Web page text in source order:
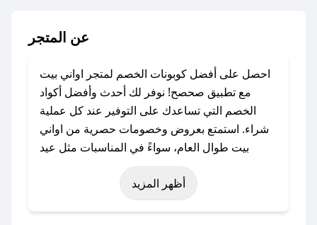
عن المتجر
احصل على أفضل كوبونات الخصم لمتجر اواني بيت
مع تطبيق صحصح! نوفر لك أحدث وأفضل أكواد
الخصم التي تساعدك على التوفير عند كل عملية
شراء. استمتع بعروض وخصومات حصرية من اواني
بيت طوال العام، سواءً في المناسبات مثل عيد
الفطر، عيد الأضحى، الجمعة البيضاء (شهر نوفمبر)،
رمضان، اليوم الوطني، يوم التأسيس، أو حتى عروض
أظهر المزيد